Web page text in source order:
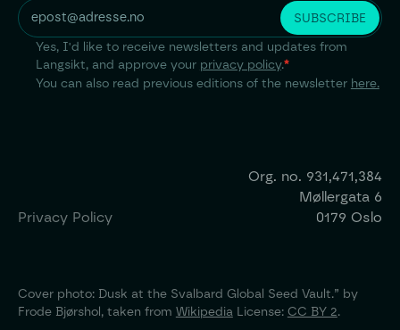
Yes, I'd like to receive newsletters and updates from
Langsikt, and approve your privacy policy.*
You can also read previous editions of the newsletter here.
Privacy Policy
Org. no. 931,471,384
Møllergata 6
0179 Oslo
Cover photo: Dusk at the Svalbard Global Seed Vault.” by
Frode Bjørshol, taken from Wikipedia License: CC BY 2.